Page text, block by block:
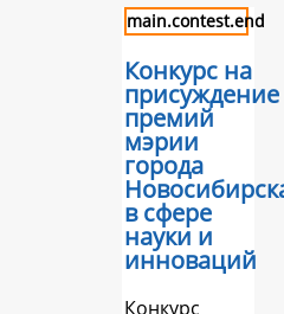
main.contest.end
Конкурс на
присуждение
премий
мэрии
города
в сфере
науки и
инноваций
Конкурс